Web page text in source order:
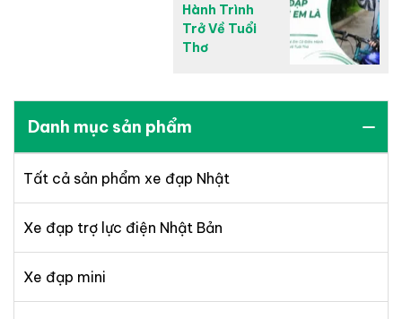
Hành Trình
Trở Về Tuổi
Thơ
Danh mục sản phẩm
Tất cả sản phẩm xe đạp Nhật
Xe đạp trợ lực điện Nhật Bản
Xe đạp mini